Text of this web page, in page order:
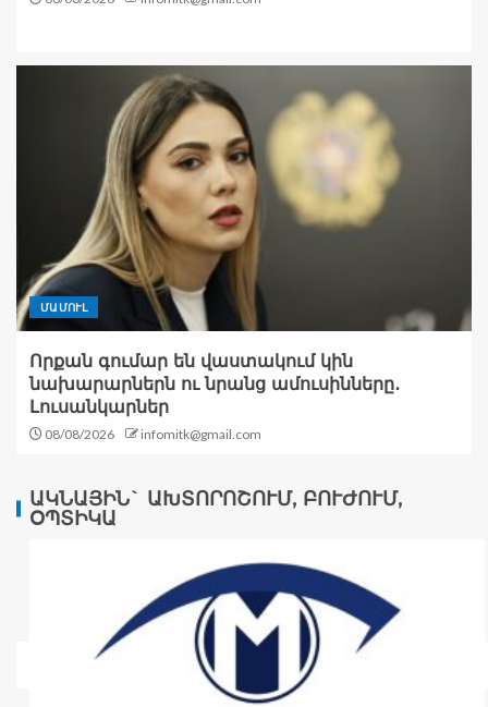
ՄԱՄՈՒԼ
Որքան գումար են վաստակում կին
նախարարներն ու նրանց ամուսինները․
Լուսանկարներ
08/08/2026 infomitk@gmail.com
ԱԿՆԱՅԻՆ` ԱԽՏՈՐՈՇՈՒՄ, ԲՈՒԺՈՒՄ,
ՕՊՏԻԿԱ